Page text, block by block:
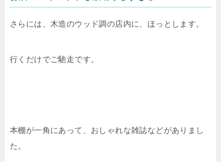
さらには、木造のウッド調の店内に、ほっとします。
行くだけでご馳走です。
本棚が一角にあって、おしゃれな雑誌などがありまし
た。